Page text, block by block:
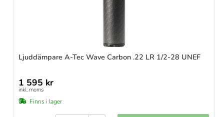
Ljuddämpare A-Tec Wave Carbon .22 LR 1/2-28 UNEF
1 595 kr
inkl. moms
Finns i lager